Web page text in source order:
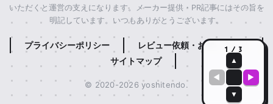
いただくと運営の支えになります。メーカー提供・PR記事にはその旨を
明記しています。いつもありがとうございます。
プライバシーポリシー
レビュー依頼・お問い合わせ
サイトマップ
© 2020-2026 yoshitendo.
1 / 3
▲
◀ ▶
▼